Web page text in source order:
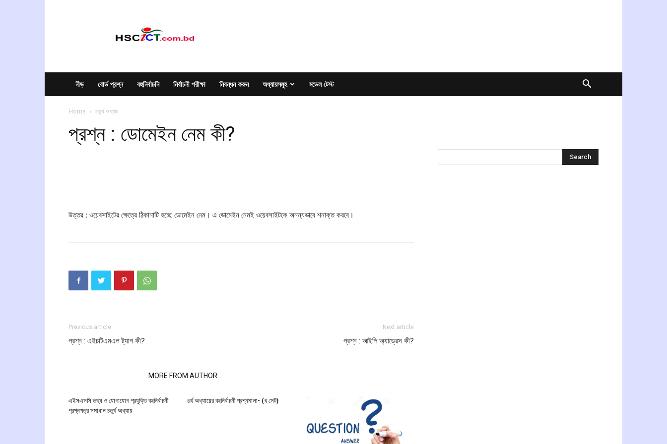
নীড় বোর্ড প্রশ্ন বহুনির্বাচনি নির্বাচনী পরীক্ষা নিবন্ধন করুন অধ্যায়সমূহ মডেল টেস্ট
Home চতুর্থ অধ্যায়
প্রশ্ন : ডোমেইন নেম কী?
উত্তর : ওয়েবসাইটের ক্ষেত্রে ঠিকানাটি হচ্ছে ডোমেইন নেম। এ ডোমেইন নেমই ওয়েবসাইটকে অনন্যভাবে শনাক্ত করবে।
Previous article
প্রশ্ন : এইচটিএমএল ট্যাগ কী?
Next article
প্রশ্ন : আইপি অ্যাড্রেস কী?
MORE FROM AUTHOR
এইসএসসি তথ্য ও যোগাযোগ প্রযুক্তি বহুনির্বাচনী
প্রশ্নপত্র সমাধান চতুর্থ অধ্যায়
৪র্থ অধ্যায়ের বহুনির্বাচনী প্রশ্নমালা- (খ সেট)